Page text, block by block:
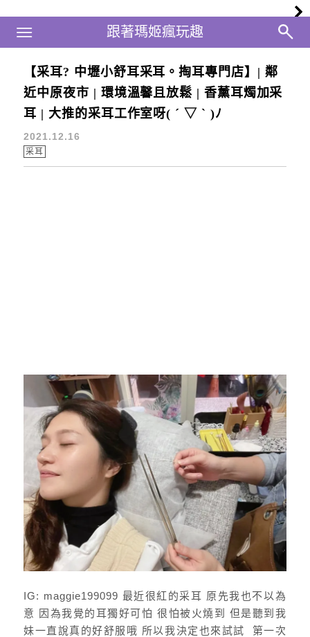
跟著瑪姬瘋玩趣
跟著瑪姬瘋玩趣
Main Menu
桃園採耳
【采耳? 中壢小舒耳采耳。掏耳專門店】| 鄰
近中原夜市 | 環境溫馨且放鬆 | 香薰耳燭加采
耳 | 大推的采耳工作室呀( ´ ▽ ` )ﾉ
2021.12.16
采耳
IG: maggie199099 最近很紅的采耳 原先我也不以為
意 因為我覺的耳獨好可怕 很怕被火燒到 但是聽到我
妹一直說真的好舒服哦 所以我決定也來試試 第一次